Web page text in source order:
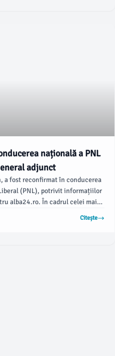
națională a PNL
adjunct
a fost reconfirmat în conducerea
(PNL), potrivit informațiilor
alba24.ro. În cadrul celei mai
al PNL, s-a decis ca Roman să
adjunct, unde va colabora cu
Citește